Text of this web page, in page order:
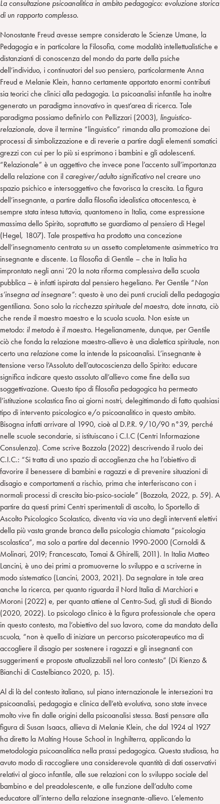
La consultazione psicoanalitica in ambito pedagogico: evoluzione storica
di un rapporto complesso.
Nonostante Freud avesse sempre considerato le Scienze Umane, la
Pedagogia e in particolare la Filosofia, come modalità intellettualistiche e
distanzianti di conoscenza del mondo da parte della psiche
dell’individuo, i continuatori del suo pensiero, particolarmente Anna
Freud e Melanie Klein, hanno certamente apportato enormi contributi
sia teorici che clinici alla pedagogia. La psicoanalisi infantile ha inoltre
generato un paradigma innovativo in quest’area di ricerca. Tale
paradigma possiamo definirlo con Pellizzari (2003), linguistico-
relazionale, dove il termine “linguistico” rimanda alla promozione dei
processi di simbolizzazione e di reverie a partire dagli elementi somatici
grezzi con cui per lo più si esprimono i bambini e gli adolescenti.
“Relazionale” è un aggettivo che invece pone l’accento sull’importanza
della relazione con il caregiver/adulto significativonel creare uno
spazio psichico e intersoggettivo che favorisca la crescita. La figura
dell’insegnante, a partire dalla filosofia idealistica ottocentesca, è
sempre stata intesa tuttavia, quantomeno in Italia, come espressione
massima dello Spirito, soprattutto se guardiamo al pensiero di Hegel
(Hegel, 1807). Tale prospettiva ha prodotto una concezione
dell’insegnamento centrata su un assetto completamente asimmetrico tra
insegnante e discente. La filosofia di Gentile – che in Italia ha
improntato negli anni ’20 la nota riforma complessiva della scuola
pubblica – è infatti ispirata dal pensiero hegeliano. Per Gentile “Non
s’insegna ad insegnare”: questo è uno dei punti cruciali della pedagogia
gentiliana. Sono solo la ricchezza spirituale del maestro, dote innata, ciò
che rende il maestro maestro e la scuola scuola. Non esiste un
metodo: il metodo è il maestro. Hegelianamente, dunque, per Gentile
ciò che fonda la relazione maestro-allievo è una dialettica spirituale, non
certo una relazione come la intende la psicoanalisi. L’insegnante è
tensione verso l’Assoluto dell’autocoscienza dello Spirito: educare
significa indicare questo assoluto all’allievo come fine della sua
soggettivazione. Questo tipo di filosofia pedagogica ha permeato
l’istituzione scolastica fino ai giorni nostri, delegittimando di fatto qualsiasi
tipo di intervento psicologico e/o psicoanalitico in questo ambito.
Bisogna infatti arrivare al 1990, cioè al D.P.R. 9/10/90 n°39, perché
nelle scuole secondarie, si istituiscano i C.I.C (Centri Informazione
Consulenza). Come scrive Bozzola (2022) descrivendo il ruolo dei
C.I.C.: “Si tratta di uno spazio di accoglienza che ha l’obiettivo di
favorire il benessere di bambini e ragazzi e di prevenire situazioni di
disagio e comportamenti a rischio, prima che interferiscano con i
normali processi di crescita bio-psico-sociale” (Bozzola, 2022, p. 59). A
partire da questi primi Centri sperimentali di ascolto, lo Sportello di
Ascolto Psicologico Scolastico, diventa via via uno degli interventi elettivi
della più vasta grande branca della psicologia chiamata “psicologia
scolastica”, ma solo a partire dal decennio 1990-2000 (Cornoldi &
Molinari, 2019; Francescato, Tomai & Ghirelli, 2011). In Italia Matteo
Lancini, è uno dei primi a promuoverne lo sviluppo e a scriverne in
modo sistematico (Lancini, 2003, 2021). Da segnalare in tale area
anche la ricerca, per quanto riguarda il Nord Italia di Marchiori e
Moroni (2022) e, per quanto attiene al Centro-Sud, gli studi di Biondo
(2020, 2022). Lo psicologo clinico è la figura professionale che opera
in questo contesto, ma l’obiettivo del suo lavoro, come da mandato della
scuola, “non è quello di iniziare un percorso psicoterapeutico ma di
accogliere il disagio per sostenere i ragazzi e gli insegnanti con
suggerimenti e proposte attualizzabili nel loro contesto” (Di Rienzo &
Bianchi di Castelbianco 2020, p. 15).
Al di là del contesto italiano, sul piano internazionale le intersezioni tra
psicoanalisi, pedagogia e clinica dell’età evolutiva, sono state invece
molto vive fin dalle origini della psicoanalisi stessa. Basti pensare alla
figura di Susan Isaacs, allieva di Melanie Klein, che dal 1924 al 1927
ha diretto la Malting House School in Inghilterra, applicando la
metodologia psicoanalitica nella prassi pedagogica. Questa studiosa, ha
avuto modo di raccogliere una considerevole quantità di dati osservativi
relativi al gioco infantile, alle sue relazioni con lo sviluppo sociale del
bambino e del preadolescente, e alle funzione dell’adulto come
educatore all’interno della relazione insegnante-allievo. L’elemento